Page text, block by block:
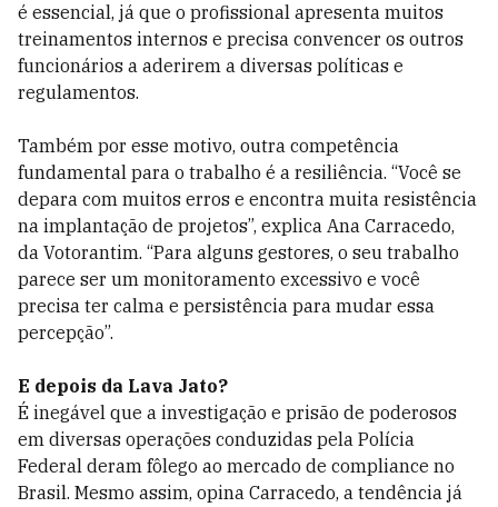
é essencial, já que o profissional apresenta muitos
treinamentos internos e precisa convencer os outros
funcionários a aderirem a diversas políticas e
regulamentos.
Também por esse motivo, outra competência
fundamental para o trabalho é a resiliência. “Você se
depara com muitos erros e encontra muita resistência
na implantação de projetos”, explica Ana Carracedo,
da Votorantim. “Para alguns gestores, o seu trabalho
parece ser um monitoramento excessivo e você
precisa ter calma e persistência para mudar essa
percepção”.
E depois da Lava Jato?
É inegável que a investigação e prisão de poderosos
em diversas operações conduzidas pela Polícia
Federal deram fôlego ao mercado de compliance no
Brasil. Mesmo assim, opina Carracedo, a tendência já